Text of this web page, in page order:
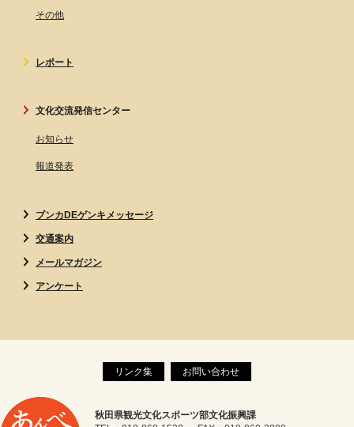
その他
レポート
文化交流発信センター
お知らせ
報道発表
ブンカDEゲンキメッセージ
交通案内
メールマガジン
アンケート
リンク集 お問い合わせ
秋田県観光文化スポーツ部文化振興課